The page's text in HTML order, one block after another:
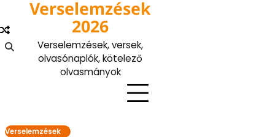
content
Verselemzések
2026
Verselemzések, versek,
olvasónaplók, kötelező
olvasmányok
Verselemzések